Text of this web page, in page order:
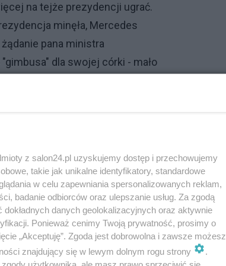
na tejże prezydencji ugrać.
minęła, Mercedes
pana ministra
dla swojej córki - mało
również dziatwę
dwa, trzy razy, można byłoby
zapomnieć. Według
tym i ubiegłym miesiącu, a to
się do dymisji, tak, jak
informacyjnych jest
złożenia teki ministra.
o odpowiedzialności, a pan
z salon24.pl uzyskujemy dostęp i przechowujemy
takie jak unikalne identyfikatory, standardowe
w celu zapewniania spersonalizowanych reklam,
badanie odbiorców oraz ulepszanie usług. Za zgodą
danych geolokalizacyjnych oraz aktywnie
Ponieważ cenimy Twoją prywatność, prosimy o
„Akceptuję”. Zgoda jest dobrowolna i zawsze możesz
znajdujący się w lewym dolnym rogu strony
.